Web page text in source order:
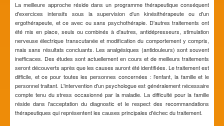
La meilleure approche réside dans un programme thérapeutique conséquent
d'exercices intensifs sous la supervision d'un kinésithérapeute ou d'un
ergothérapeute, et ce avec ou sans psychothérapie. D'autres traitements ont
été mis en place, seuls ou combinés à d'autres, antidépresseurs, stimulation
nerveuse électrique transcutanée et modification du comportement y compris,
mais sans résultats concluants. Les analgésiques (antidouleurs) sont souvent
inefficaces. Des études sont actuellement en cours et de meilleurs traitements
seront découverts après que les causes auront été identifiées. Le traitement est
difficile, et ce pour toutes les personnes concernées : l'enfant, la famille et le
personnel traitant. L'intervention d'un psychologue est généralement nécessaire
compte tenu du stress occasionné par la maladie. La difficulté pour la famille
réside dans l'acceptation du diagnostic et le respect des recommandations
thérapeutiques qui représentent les causes principales d'échec du traitement.